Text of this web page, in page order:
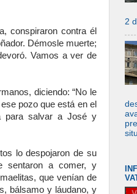
conspiraron contra él
Démosle muerte;
Vamos a ver de
diciendo: “No le
pozo que está en el
para salvar a José y
lo despojaron de su
sentaron a comer, y
que venían de
bálsamo y láudano, y
2